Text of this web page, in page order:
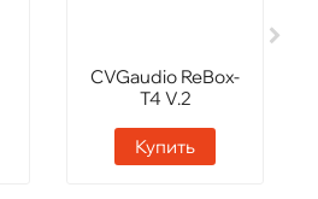
CVGaudio ReBox-
T4 V.2
Купить